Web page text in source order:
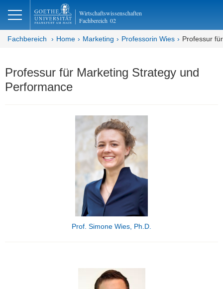
Wirtschaftswissenschaften
Fachbereich 02
Fachbereich Home Marketing Professorin Wies Professur
Professur für Marketing Strategy und
Performance
Prof. Simone Wies, Ph.D.